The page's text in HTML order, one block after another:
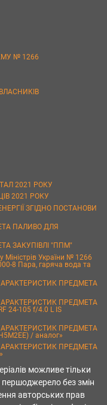
№ 1266
2021 РОКУ
2021 РОКУ
ЗГІДНО ПОСТАНОВИ
ПАЛИВО ДЛЯ
ЗАКУПІВЛІ "ППМ"
Міністрів України № 1266
8 Пара, гаряча вода та
ПРЕДМЕТА
ПРЕДМЕТА
24-105 f/4.0 L IS
ПРЕДМЕТА
/ аналог»
ПРЕДМЕТА
можливе тільки
без змін
авторських прав